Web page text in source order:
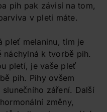
pih pak závisí na tom,
v pleti máte.
pleť melaninu, tím je
náchylná k tvorbě pih.
pletí, je vaše pleť
pih. Pihy ovšem
záření. Další
změny,